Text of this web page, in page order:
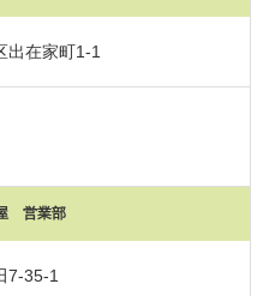
在家町1-1
営業部
7-35-1